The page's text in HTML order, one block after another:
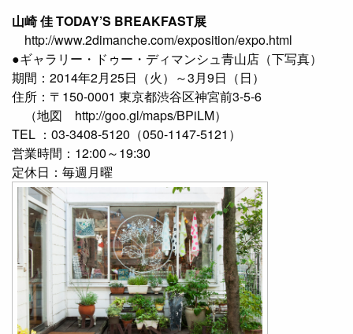
山崎 佳 TODAY’S BREAKFAST展
http://www.2dimanche.com/exposition/expo.html
●ギャラリー・ドゥー・ディマンシュ青山店（下写真）
期間：2014年2月25日（火）～3月9日（日）
住所：〒150-0001 東京都渋谷区神宮前3-5-6
（地図 http://goo.gl/maps/BPiLM）
TEL ：03-3408-5120（050-1147-5121）
営業時間：12:00～19:30
定休日：毎週月曜